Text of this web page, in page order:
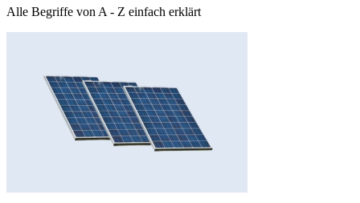
Alle Begriffe von A - Z einfach erklärt